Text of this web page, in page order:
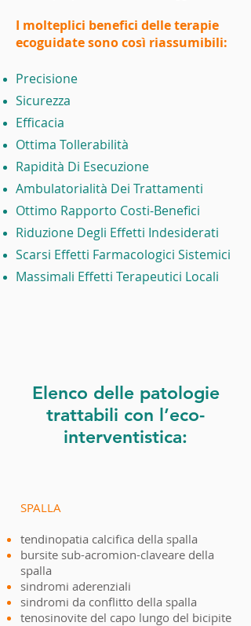
I molteplici benefici delle terapie
ecoguidate sono così riassumibili:
Precisione
Sicurezza
Efficacia
Ottima Tollerabilità
Rapidità Di Esecuzione
Ambulatorialità Dei Trattamenti
Ottimo Rapporto Costi-Benefici
Riduzione Degli Effetti Indesiderati
Scarsi Effetti Farmacologici Sistemici
Massimali Effetti Terapeutici Locali
Elenco delle patologie
trattabili con l’eco-
interventistica:
SPALLA
tendinopatia calcifica della spalla
bursite sub-acromion-claveare della
spalla
sindromi aderenziali
sindromi da conflitto della spalla
tenosinovite del capo lungo del bicipite